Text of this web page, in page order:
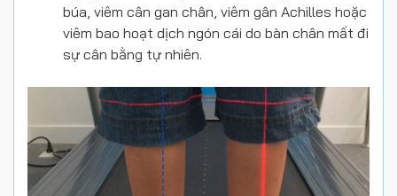
búa, viêm cân gan chân, viêm gân Achilles hoặc
viêm bao hoạt dịch ngón cái do bàn chân mất đi
sự cân bằng tự nhiên.